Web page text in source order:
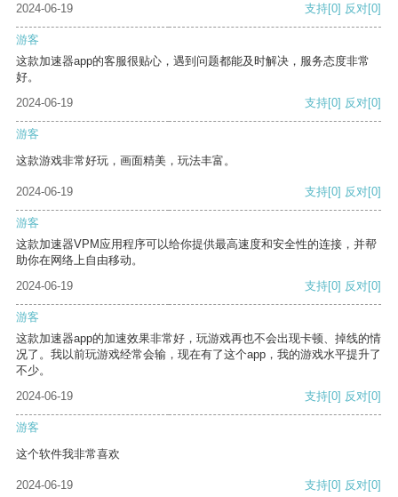
2024-06-19 支持[0] 反对[0]
游客
这款加速器app的客服很贴心，遇到问题都能及时解决，服务态度非常
好。
2024-06-19
支持[0] 反对[0]
游客
这款游戏非常好玩，画面精美，玩法丰富。
2024-06-19 支持[0] 反对[0]
游客
这款加速器VPM应用程序可以给你提供最高速度和安全性的连接，并帮
助你在网络上自由移动。
2024-06-19
支持[0] 反对[0]
游客
这款加速器app的加速效果非常好，玩游戏再也不会出现卡顿、掉线的情
况了。我以前玩游戏经常会输，现在有了这个app，我的游戏水平提升了
不少。
2024-06-19
支持[0] 反对[0]
游客
这个软件我非常喜欢
2024-06-19 支持[0] 反对[0]